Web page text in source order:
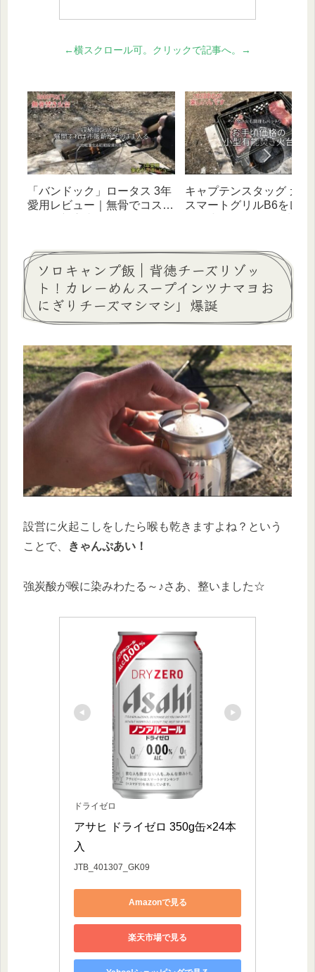
←横スクロール可。クリックで記事へ。→
「バンドック」ロータス 3年
愛用レビュー｜無骨でコスパ
キャプテンスタッグ カマ
スマートグリルB6をレビ
ソロキャンプ飯｜背徳チーズリゾッ
ト！カレーめんスープインツナマヨお
にぎりチーズマシマシ」爆誕
設営に火起こしをしたら喉も乾きますよね？という
ことで、
きゃんぷあい！
強炭酸が喉に染みわたる～♪さあ、整いました☆
ドライゼロ
アサヒ ドライゼロ 350g缶×24本
入
JTB_401307_GK09
Amazonで見る
楽天市場で見る